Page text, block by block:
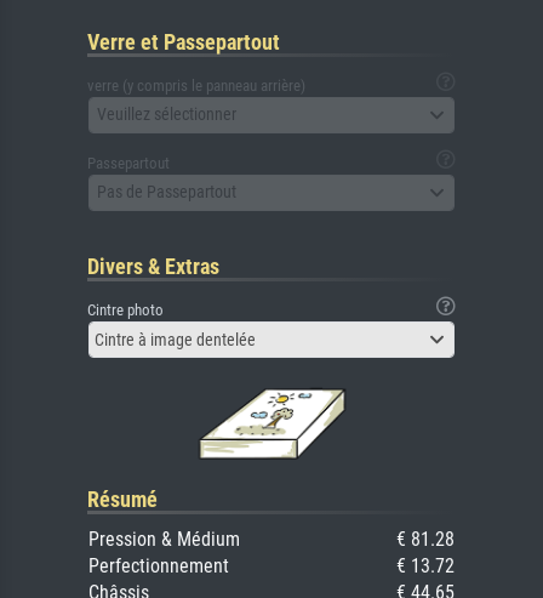
Verre et Passepartout
verre (y compris le panneau arrière)
Veuillez sélectionner
Passepartout
Pas de Passepartout
Divers & Extras
Cintre photo
Cintre à image dentelée
Résumé
Pression & Médium
€ 81.28
Perfectionnement
€ 13.72
Châssis
€ 44.65